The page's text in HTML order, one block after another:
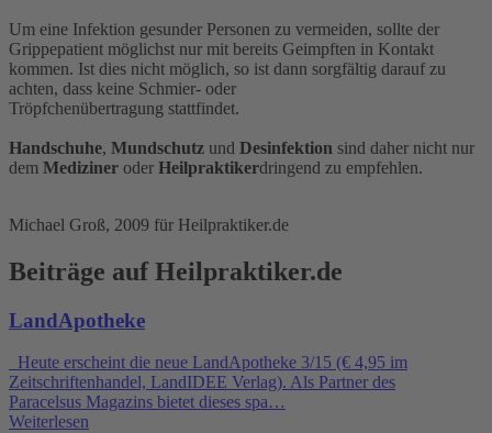
Um eine Infektion gesunder Personen zu vermeiden, sollte der
Grippepatient möglichst nur mit bereits Geimpften in Kontakt
kommen. Ist dies nicht möglich, so ist dann sorgfältig darauf zu
achten, dass keine Schmier- oder
Tröpfchenübertragung stattfindet.
Handschuhe, Mundschutz und Desinfektion sind daher nicht nur
dem Mediziner oder Heilpraktikerdringend zu empfehlen.
Michael Groß, 2009 für Heilpraktiker.de
Beiträge auf Heilpraktiker.de
LandApotheke
Heute erscheint die neue LandApotheke 3/15 (€ 4,95 im
Zeitschriftenhandel, LandIDEE Verlag). Als Partner des
Paracelsus Magazins bietet dieses spa…
Weiterlesen